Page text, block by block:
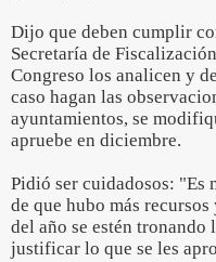
Dijo que deben cumplir
Secretaría de
Congreso los analicen y
caso hagan las
ayuntamientos, se
apruebe en diciembre.
Pidió ser cuidadosos: "Es
de que hubo más
del año se estén tronando
justificar lo que se les